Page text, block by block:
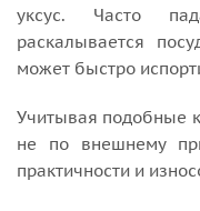
уксус. Часто
раскалывается
может быстро
Учитывая подобные
не по внешнему
практичности и